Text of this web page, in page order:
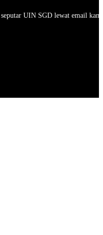
UIN SGD lewat email